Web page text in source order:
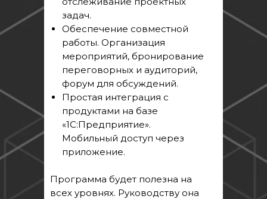
задач.
Обеспечение совместной
работы. Организация
мероприятий, бронирование
переговорных и аудиторий,
форум для обсуждений.
Простая интеграция с
продуктами на базе
«1С:Предприятие».
Мобильный доступ через
приложение.
Программа будет полезна на
всех уровнях. Руководству она